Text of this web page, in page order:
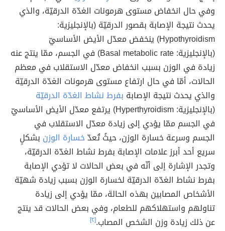
وفي حال انخفاض مستوى هرمونات الغدّة الدرقيّة، والذي
يحدث نتيجة الإصابة بقصور الدرقيّة (بالإنجليزية:
Hypothyroidism) ينخفض معدّل الأيض الأساسيّ
(بالإنجليزية: Basal metabolic rate) في الجسم، ممّا ينتج عنه
زيادة في الوزن بسبب انخفاض معدّل الاستقلاب في معظم
الحالات، أمّا في حال ارتفاع مستوى هرمونات الغدّة الدرقيّة
والذي يحدث نتيجة الإصابة بفرط نشاط الغدّة الدرقيّة
(بالإنجليزية: Hyperthyroidism) يرتفع معدّل الأيض الأساسيّ
في الجسم ممّا يؤدي إلى زيادة معدّل الاستقلاب في
الجسم وسرعة خسارة الوزن، حيثُ تُعدّخسارة الوزن بشكلٍ
سريع أحد أبرز علامات الإصابة بفرط نشاط الغدّة الدرقيّة،
وتجدر الإشارة إلى أنّه في بعض الحالات لا تؤدي الإصابة
بفرط نشاط الغدّة الدرقيّة لخسارة الوزن بسبب زيادة شهيّة
الأشخاص المصابين بهذه الحالة، ممّا يؤدي إلى زيادة
تناولهم واستهلاكهم للطعام، وفي بعض الحالات قد ينتج
عن ذلك زيادة وزن الشخص المصاب.[٢]